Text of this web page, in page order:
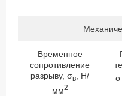
Временное
сопротивление
разрыву, σв
, Н/
мм2
σ